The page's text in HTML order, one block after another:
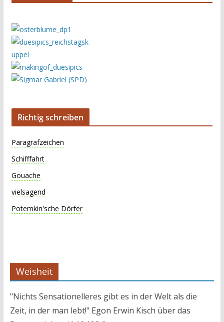
Richtig schreiben
Paragrafzeichen
Schifffahrt
Gouache
vielsagend
Potemkin'sche Dörfer
Weisheit
"Nichts Sensationelleres gibt es in der Welt als die
Zeit, in der man lebt!" Egon Erwin Kisch über das